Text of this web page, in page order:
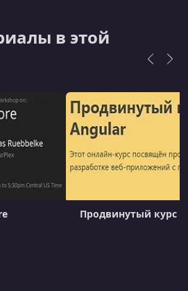
в этой
Продвинутый курс